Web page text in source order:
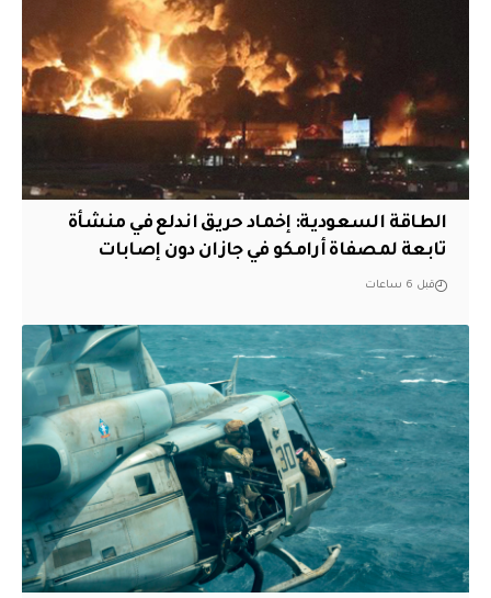
‏الطاقة السعودية: إخماد حريق اندلع في منشأة
تابعة لمصفاة أرامكو في جازان دون إصابات
قبل 6 ساعات